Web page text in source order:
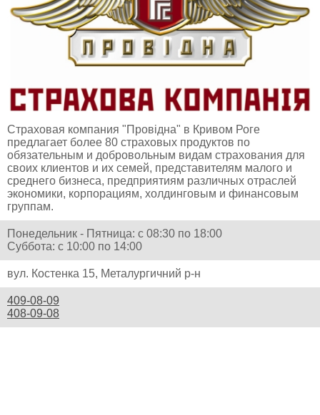
Страховая компания "Провідна" в Кривом Роге
предлагает более 80 страховых продуктов по
обязательным и добровольным видам страхования для
своих клиентов и их семей, представителям малого и
среднего бизнеса, предприятиям различных отраслей
экономики, корпорациям, холдинговым и финансовым
группам.
Понедельник - Пятница: с 08:30 по 18:00
Суббота: с 10:00 по 14:00
вул. Костенка 15, Металургичний р-н
409-08-09
408-09-08